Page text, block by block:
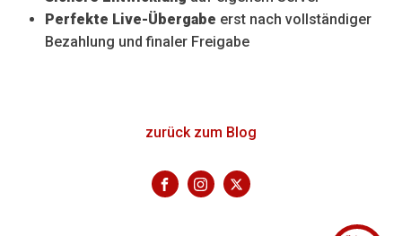
Perfekte Live-Übergabe erst nach vollständiger
Bezahlung und finaler Freigabe
zurück zum Blog